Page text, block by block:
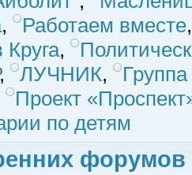
, Работаем вместе
Круга,
, ЛУЧНИК,
Проект
по детям
форумов